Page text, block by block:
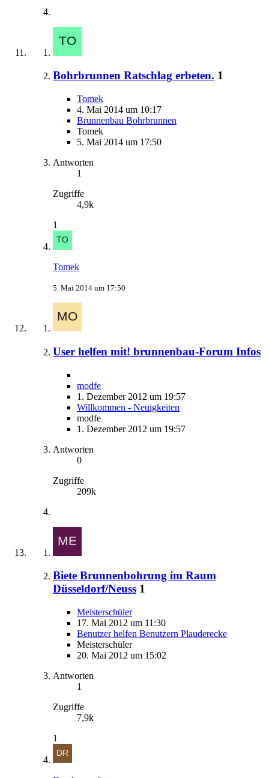
Bohrbrunnen Ratschlag erbeten. 1
Tomek
4. Mai 2014 um 10:17
Brunnenbau Bohrbrunnen
Tomek
5. Mai 2014 um 17:50
Antworten
1
Zugriffe
4,9k
1
Tomek
5. Mai 2014 um 17:50
User helfen mit! brunnenbau-Forum Infos
modfe
1. Dezember 2012 um 19:57
Willkommen - Neuigkeiten
modfe
1. Dezember 2012 um 19:57
Antworten
0
Zugriffe
209k
Biete Brunnenbohrung im Raum
Düsseldorf/Neuss 1
Meisterschüler
17. Mai 2012 um 11:30
Benutzer helfen Benutzern Plauderecke
Meisterschüler
20. Mai 2012 um 15:02
Antworten
1
Zugriffe
7,9k
1